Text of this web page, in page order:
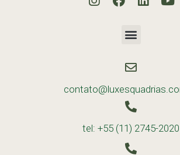
tel: +55 (11) 2745-2020